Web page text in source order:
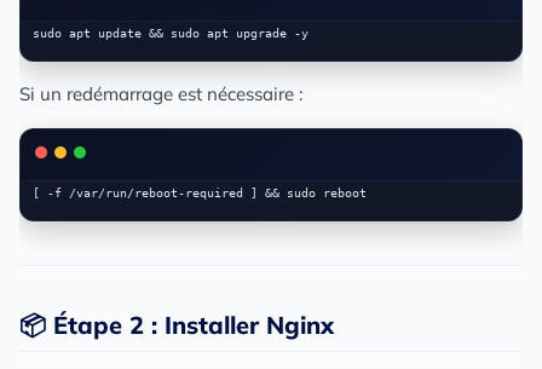
Si un redémarrage est nécessaire :
📦 Étape 2 : Installer Nginx